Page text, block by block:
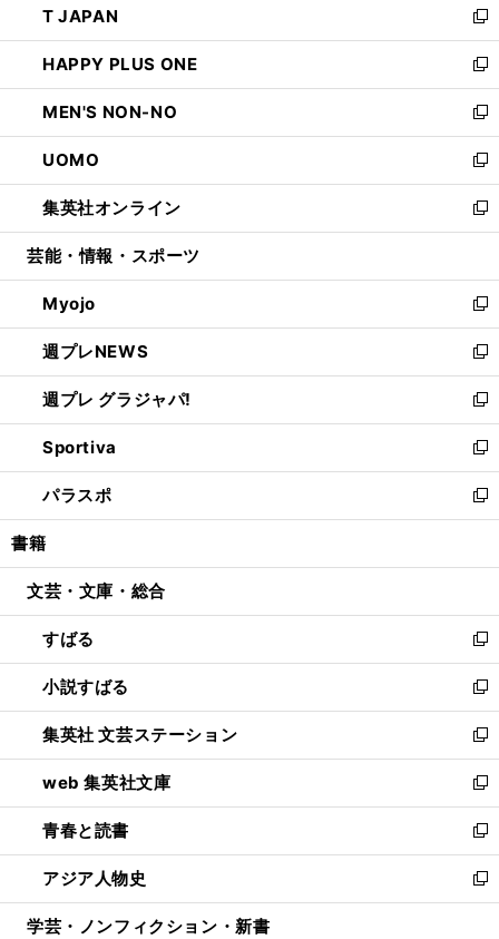
く
で
開
く
ド
ウ
で
開
く
ィ
ン
ド
ウ
で
開
く
い
ウ
ィ
ン
ド
ウ
で
開
く
T JAPAN
新
し
い
ウ
ィ
ン
ド
ウ
で
開
HAPPY PLUS ONE
新
し
い
ウ
ィ
ン
ド
ウ
開
く
MEN'S NON-NO
新
し
い
ウ
ィ
ン
ウ
で
開
く
UOMO
新
し
い
ウ
ン
ド
ウ
で
開
く
集英社オンライン
新
し
ウ
ィ
ン
ド
ウ
で
開
く
芸能・情報・スポーツ
Myojo
新
し
い
ウ
ィ
ン
ド
ウ
で
開
週プレNEWS
新
し
い
ウ
ィ
ン
ド
ウ
開
週プレ グラジャパ!
新
し
い
ウ
ィ
ン
ウ
開
く
Sportiva
新
し
い
ウ
ン
ウ
で
開
く
パラスポ
新
し
ウ
ン
ド
ウ
で
開
く
書籍
文芸・文庫・総合
すばる
新
し
い
ウ
ィ
ン
ド
ウ
で
開
く
小説すばる
新
し
い
ウ
ィ
ン
ド
ウ
で
開
集英社 文芸ステーション
新
し
い
ウ
ィ
ン
ド
ウ
web 集英社文庫
新
し
い
ウ
ィ
ン
青春と読書
新
し
い
ウ
アジア人物史
新
し
学芸・ノンフィクション・新書